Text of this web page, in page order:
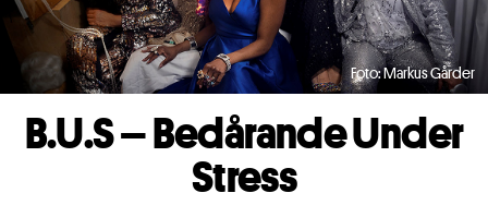
Foto: Markus Gårder
B.U.S – Bedårande Under
Stress